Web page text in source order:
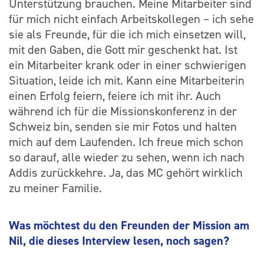
Unterstützung brauchen. Meine Mitarbeiter sind
für mich nicht einfach Arbeitskollegen – ich sehe
sie als Freunde, für die ich mich einsetzen will,
mit den Gaben, die Gott mir geschenkt hat. Ist
ein Mitarbeiter krank oder in einer schwierigen
Situation, leide ich mit. Kann eine Mitarbeiterin
einen Erfolg feiern, feiere ich mit ihr. Auch
während ich für die Missionskonferenz in der
Schweiz bin, senden sie mir Fotos und halten
mich auf dem Laufenden. Ich freue mich schon
so darauf, alle wieder zu sehen, wenn ich nach
Addis zurückkehre. Ja, das MC gehört wirklich
zu meiner Familie.
Was möchtest du den Freunden der Mission am
Nil, die dieses Interview lesen, noch sagen?